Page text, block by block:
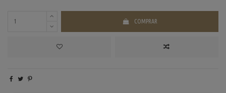
COMPRAR